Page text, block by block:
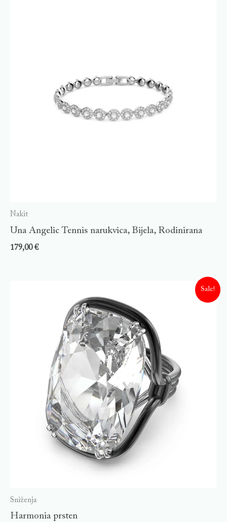
Nakit
Una Angelic Tennis narukvica, Bijela, Rodinirana
179,00€
Sale!
Sniženja
Harmonia prsten